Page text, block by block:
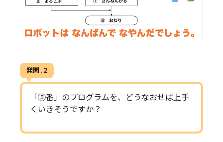
発問 . 2
「⑤番」のプログラムを、どうなおせば上手
くいきそうですか？